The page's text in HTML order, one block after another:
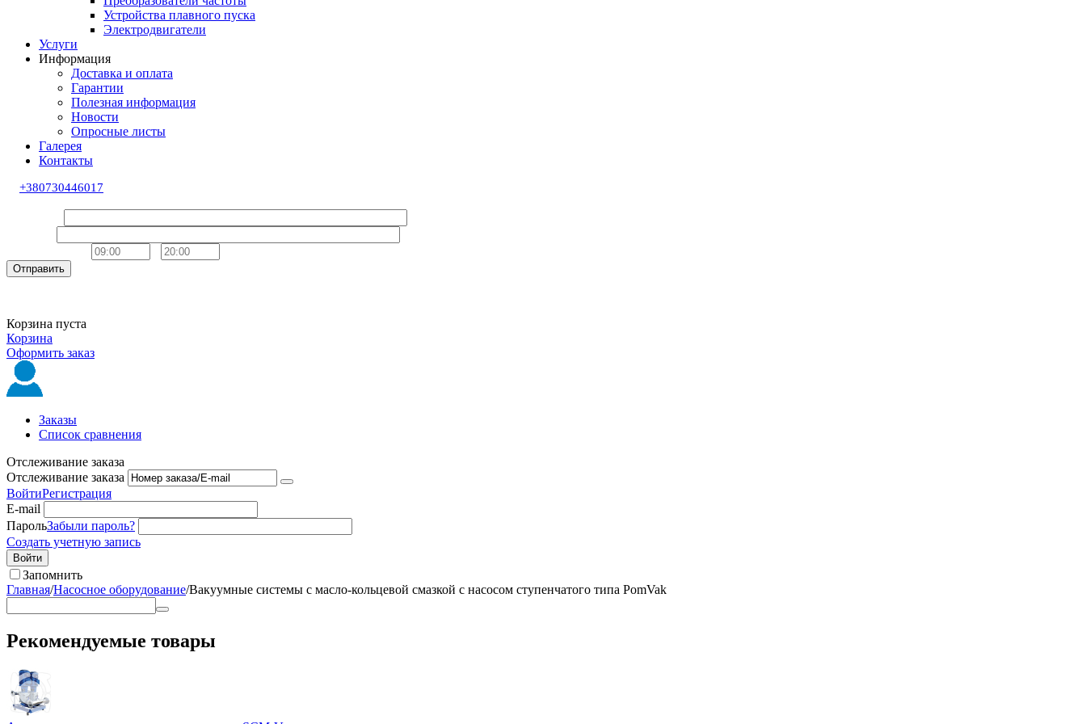
Устройства плавного пуска
Электродвигатели
Услуги
Информация
Доставка и оплата
Гарантии
Полезная информация
Новости
Опросные листы
Галерея
Контакты
+380730446017
Отправить
Корзина пуста
Корзина
Оформить заказ
Заказы
Список сравнения
Отслеживание заказа
Отслеживание заказа
ВойтиРегистрация
E-mail
ПарольЗабыли пароль?
Создать учетную запись
Войти
Запомнить
Главная/Насосное оборудование/Вакуумные системы с масло-кольцевой смазкой с насосом ступенчатого типа PomVak
Рекомендуемые товары